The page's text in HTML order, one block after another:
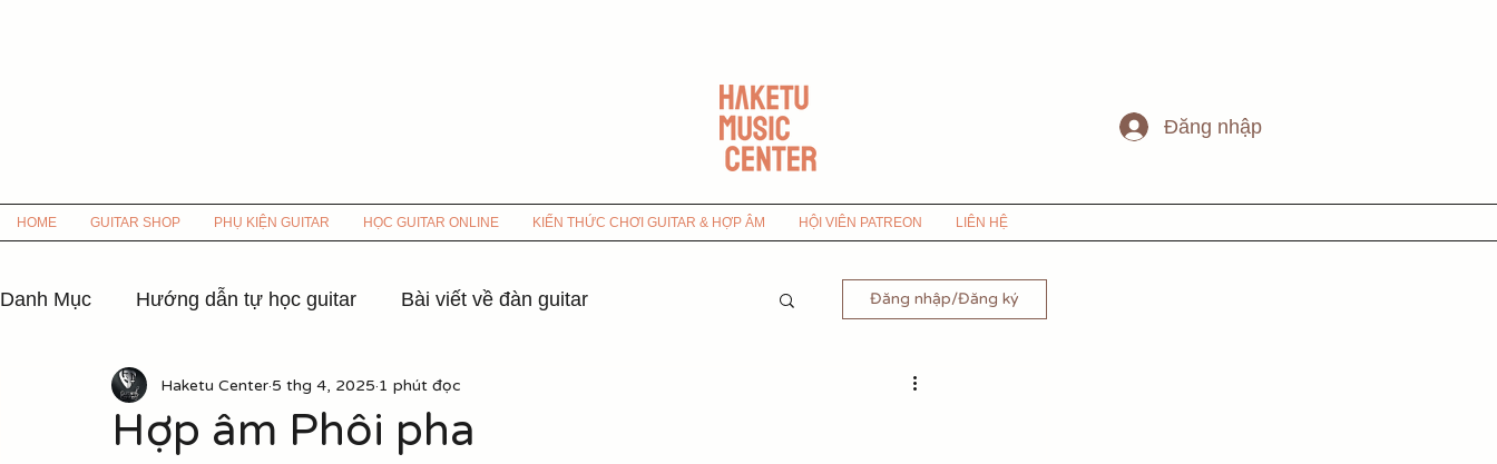
Đăng nhập
HOME GUITAR SHOP PHỤ KIỆN GUITAR HỌC GUITAR ONLINE KIẾN THỨC CHƠI GUITAR & HỢP ÂM HỘI VIÊN PATREON LIÊN HỆ
Danh Mục Hướng dẫn tự học guitar Bài viết về đàn guitar
Hợp âm các bài hát nhạc xưa Hợp âm nhạc 8x-9x
Đăng nhập/Đăng ký
Hợp âm Phôi pha
Haketu Center 5 thg 4, 2025 1 phút đọc